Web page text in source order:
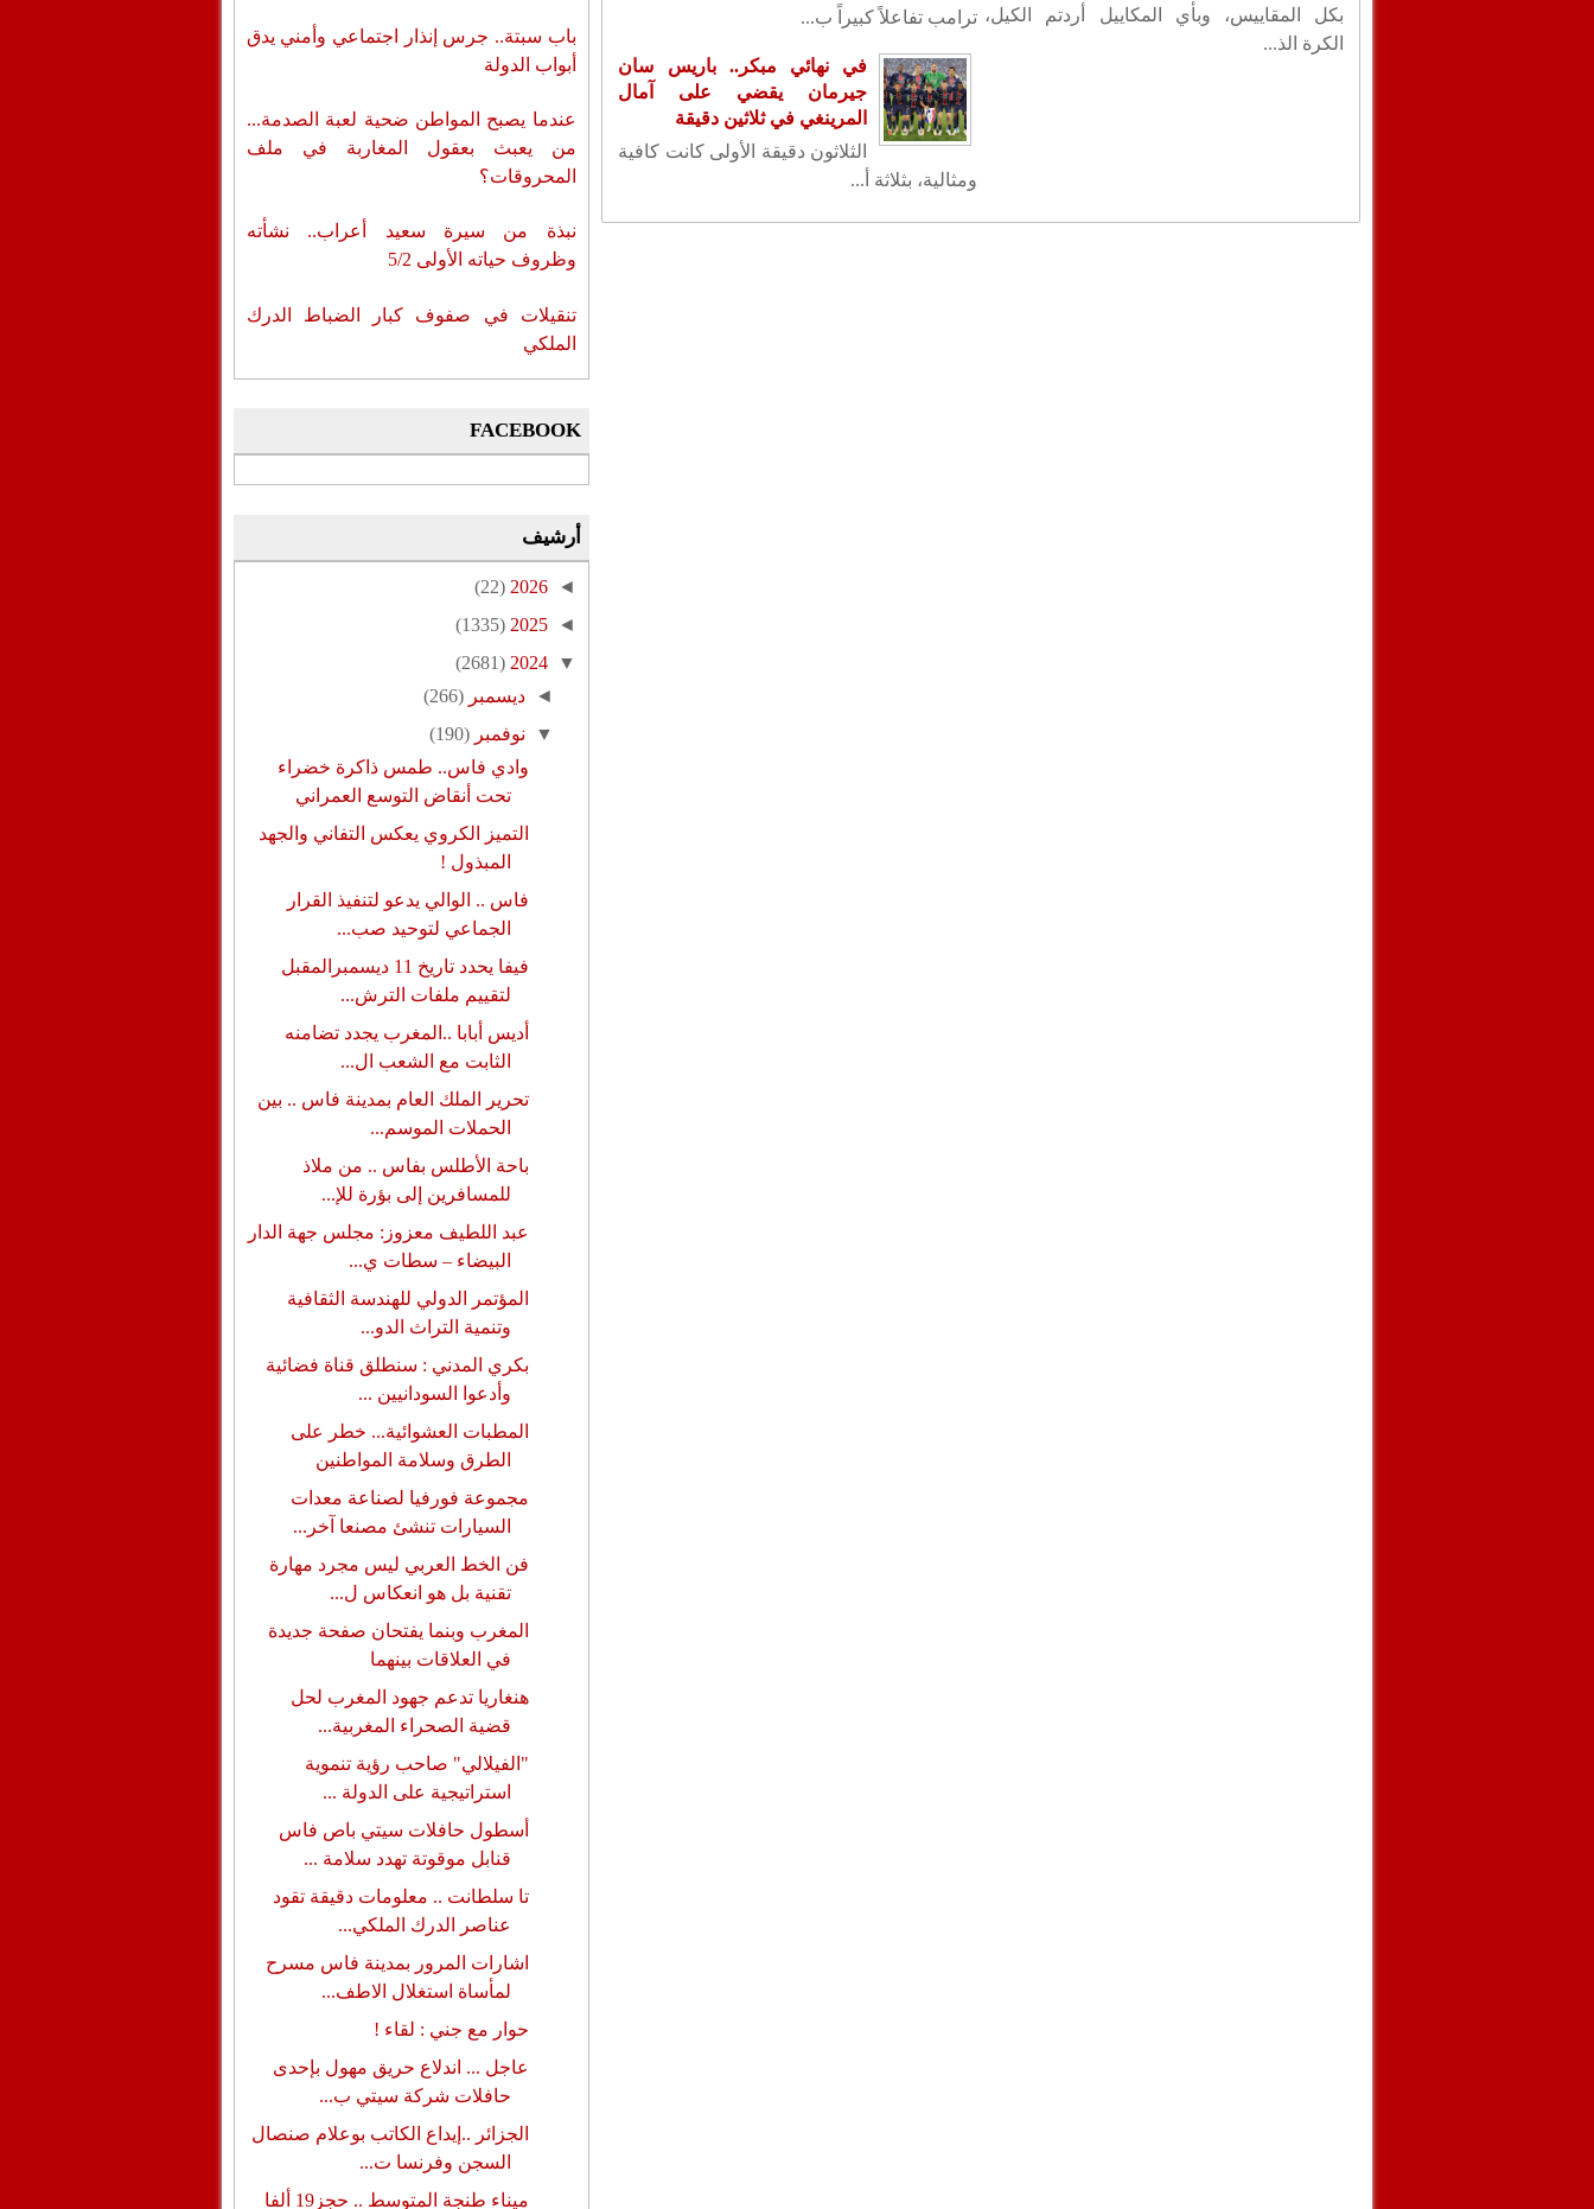
بكل المقاييس، وبأي المكاييل أردتم الكيل،
الكرة الذ...
ترامب تفاعلاً كبيراً ب...
في نهائي مبكر.. باريس سان
جيرمان يقضي على آمال
المرينغي في ثلاثين دقيقة
الثلاثون دقيقة الأولى كانت كافية
ومثالية، بثلاثة أ...
باب سبتة.. جرس إنذار اجتماعي وأمني يدق
أبواب الدولة
عندما يصبح المواطن ضحية لعبة الصدمة...
من يعبث بعقول المغاربة في ملف
المحروقات؟
نبذة من سيرة سعيد أعراب.. نشأته
وظروف حياته الأولى 5/2
تنقيلات في صفوف كبار الضباط الدرك
الملكي
FACEBOOK
أرشيف
◄
2026
(22)
◄
2025
(1335)
▼
2024
(2681)
◄ديسمبر(266)
▼ نوفمبر(190)
وادي فاس.. طمس ذاكرة خضراء
تحت أنقاض التوسع العمراني
التميز الكروي يعكس التفاني والجهد
المبذول !
فاس .. الوالي يدعو لتنفيذ القرار
الجماعي لتوحيد صب...
فيفا يحدد تاريخ 11 ديسمبرالمقبل
لتقييم ملفات الترش...
أديس أبابا ..المغرب يجدد تضامنه
الثابت مع الشعب ال...
تحرير الملك العام بمدينة فاس .. بين
الحملات الموسم...
باحة الأطلس بفاس .. من ملاذ
للمسافرين إلى بؤرة للإ...
عبد اللطيف معزوز: مجلس جهة الدار
البيضاء – سطات ي...
المؤتمر الدولي للهندسة الثقافية
وتنمية التراث الدو...
بكري المدني : سنطلق قناة فضائية
وأدعوا السودانيين ...
المطبات العشوائية... خطر على
الطرق وسلامة المواطنين
مجموعة فورفيا لصناعة معدات
السيارات تنشئ مصنعا آخر...
فن الخط العربي ليس مجرد مهارة
تقنية بل هو انعكاس ل...
المغرب وبنما يفتحان صفحة جديدة
في العلاقات بينهما
هنغاريا تدعم جهود المغرب لحل
قضية الصحراء المغربية...
"الفيلالي" صاحب رؤية تنموية
استراتيجية على الدولة ...
أسطول حافلات سيتي باص فاس
قنابل موقوتة تهدد سلامة ...
تا سلطانت .. معلومات دقيقة تقود
عناصر الدرك الملكي...
اشارات المرور بمدينة فاس مسرح
لمأساة استغلال الاطف...
حوار مع جني : لقاء !
عاجل ... اندلاع حريق مهول بإحدى
حافلات شركة سيتي ب...
الجزائر ..إيداع الكاتب بوعلام صنصال
السجن وفرنسا ت...
ميناء طنجة المتوسط .. حجز19 ألفا